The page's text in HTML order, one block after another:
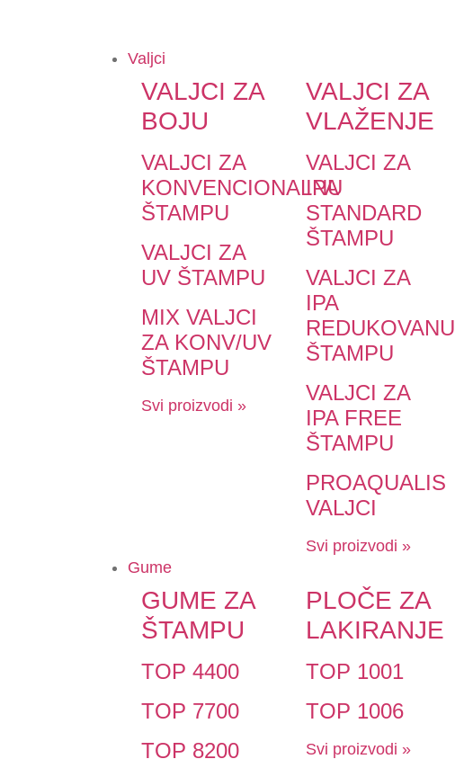
Valjci
VALJCI ZA
BOJU
VALJCI ZA
KONVENCIONALNU
ŠTAMPU
VALJCI ZA
UV ŠTAMPU
MIX VALJCI
ZA KONV/UV
ŠTAMPU
Svi proizvodi »
VALJCI ZA
VLAŽENJE
VALJCI ZA
IPA
STANDARD
ŠTAMPU
VALJCI ZA
IPA
REDUKOVANU
ŠTAMPU
VALJCI ZA
IPA FREE
ŠTAMPU
PROAQUALIS
VALJCI
Svi proizvodi »
Gume
GUME ZA
ŠTAMPU
TOP 4400
TOP 7700
TOP 8200
PLOČE ZA
LAKIRANJE
TOP 1001
TOP 1006
Svi proizvodi »